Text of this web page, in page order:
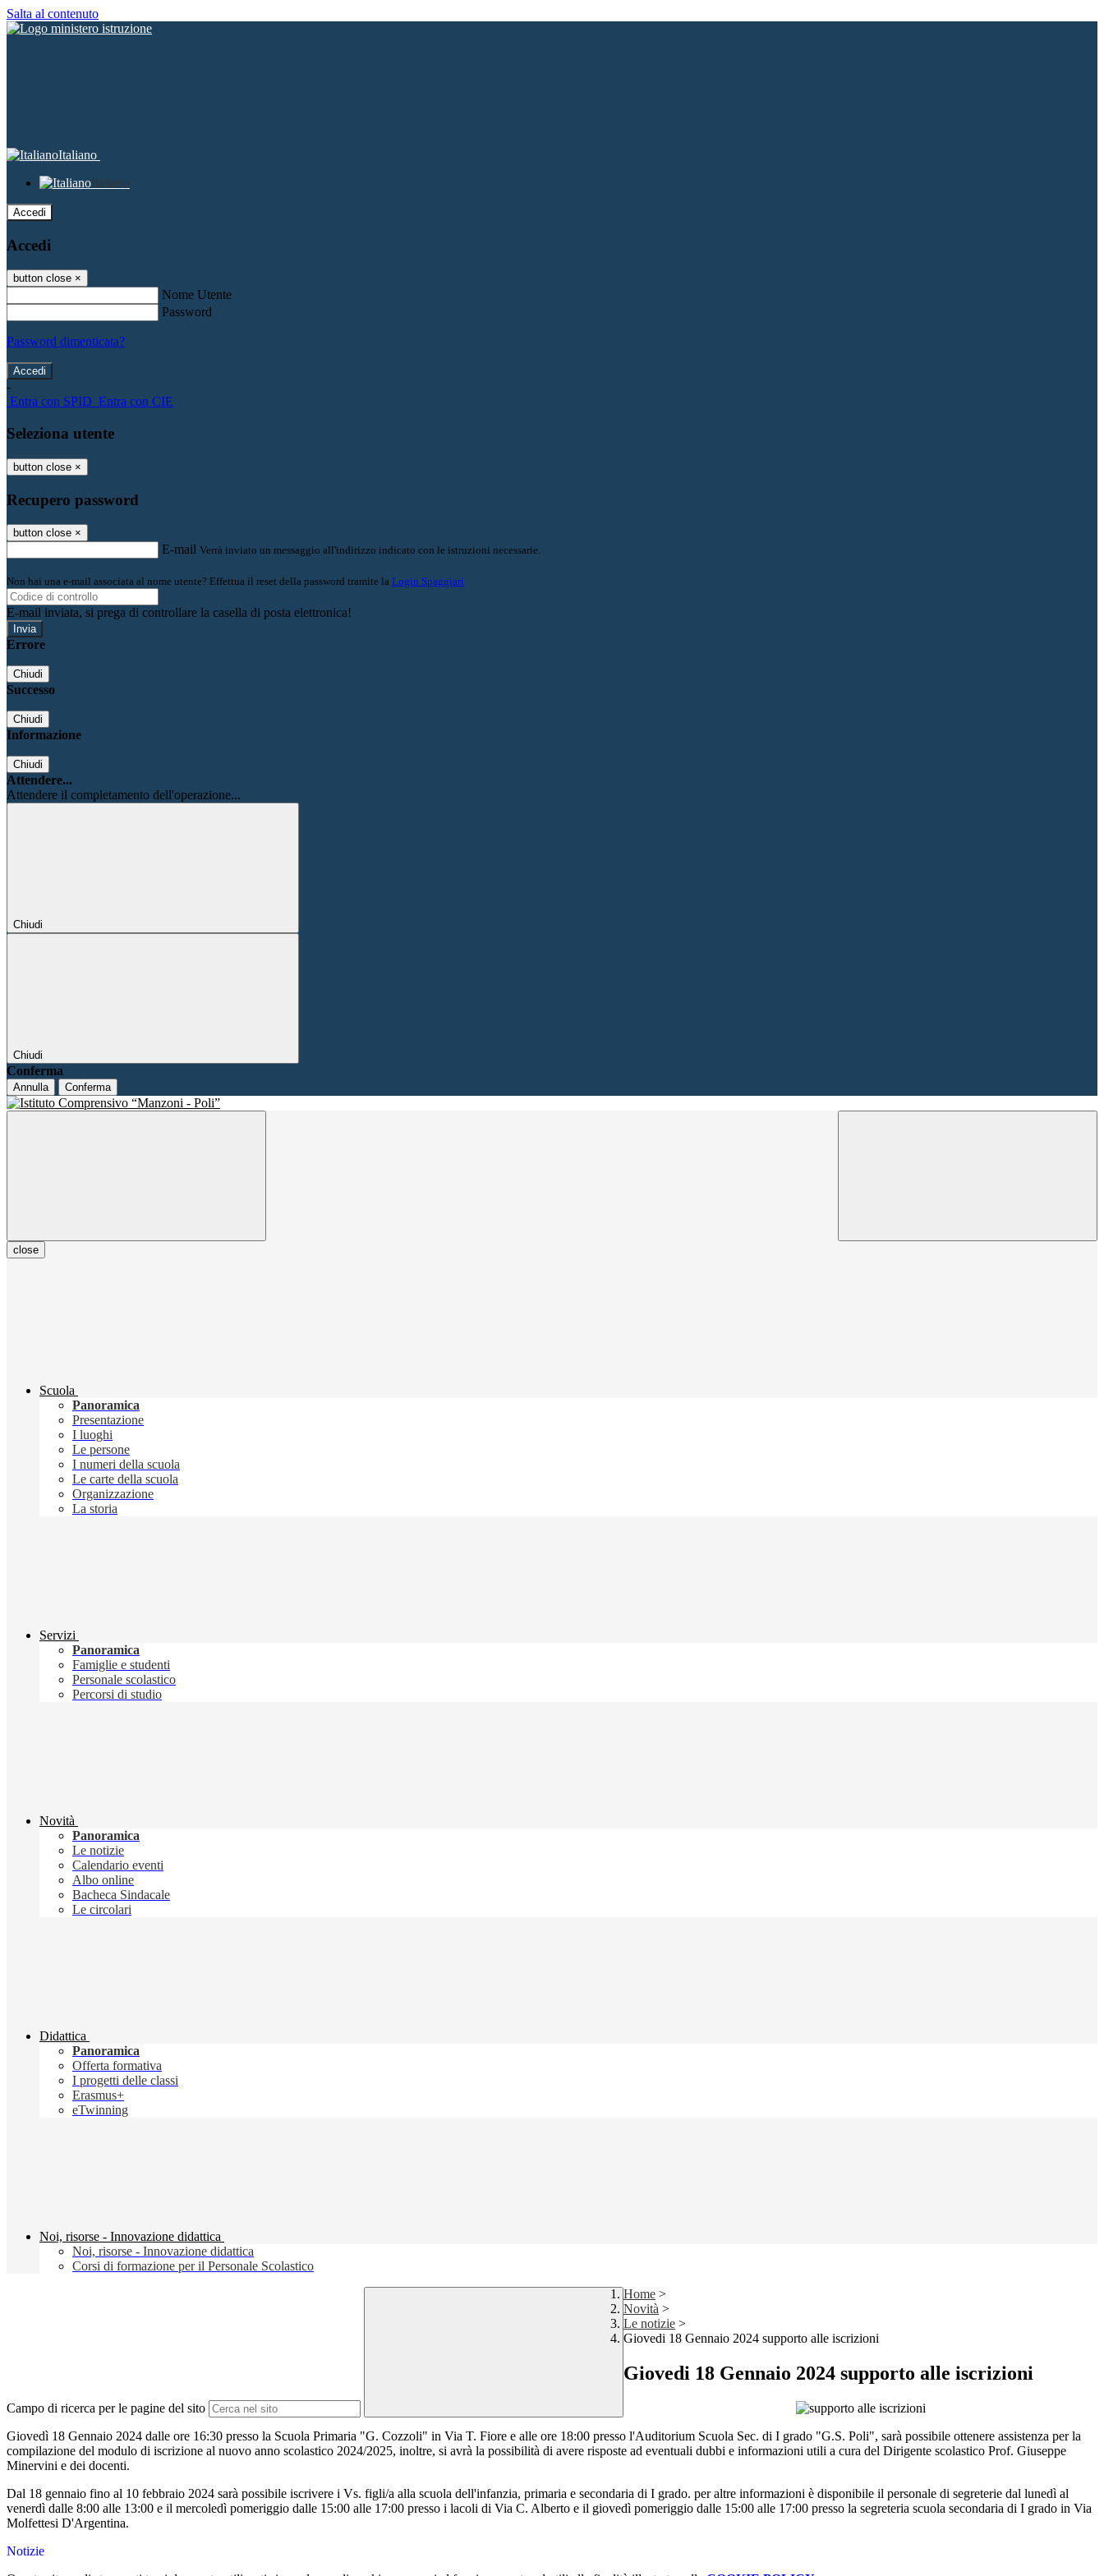
Salta al contenuto
Italiano
Italiano
Accedi
Accedi
button close ×
Nome Utente
Password
Password dimenticata?
-
Entra con SPID Entra con CIE
Seleziona utente
button close ×
Recupero password
button close ×
E-mail Verrà inviato un messaggio all'indirizzo indicato con le istruzioni necessarie.
Non hai una e-mail associata al nome utente? Effettua il reset della password tramite la Login Spaggiari
E-mail inviata, si prega di controllare la casella di posta elettronica!
Errore
Chiudi
Successo
Chiudi
Informazione
Chiudi
Attendere...
Attendere il completamento dell'operazione...
Chiudi
Chiudi
Conferma
Annulla Conferma
close
Scuola
Panoramica
Presentazione
I luoghi
Le persone
I numeri della scuola
Le carte della scuola
Organizzazione
La storia
Servizi
Panoramica
Famiglie e studenti
Personale scolastico
Percorsi di studio
Novità
Panoramica
Le notizie
Calendario eventi
Albo online
Bacheca Sindacale
Le circolari
Didattica
Panoramica
Offerta formativa
I progetti delle classi
Erasmus+
eTwinning
Noi, risorse - Innovazione didattica
Noi, risorse - Innovazione didattica
Corsi di formazione per il Personale Scolastico
Campo di ricerca per le pagine del sito
Home >
Novità >
Le notizie >
Giovedi 18 Gennaio 2024 supporto alle iscrizioni
Giovedi 18 Gennaio 2024 supporto alle iscrizioni
Giovedì 18 Gennaio 2024 dalle ore 16:30 presso la Scuola Primaria "G. Cozzoli" in Via T. Fiore e alle ore 18:00 presso l'Auditorium Scuola Sec. di I grado "G.S. Poli", sarà possibile ottenere assistenza per la
compilazione del modulo di iscrizione al nuovo anno scolastico 2024/2025, inoltre, si avrà la possibilità di avere risposte ad eventuali dubbi e informazioni utili a cura del Dirigente scolastico Prof. Giuseppe
Minervini e dei docenti.
Dal 18 gennaio fino al 10 febbraio 2024 sarà possibile iscrivere i Vs. figli/a alla scuola dell'infanzia, primaria e secondaria di I grado. per altre informazioni è disponibile il personale di segreterie dal lunedì al
venerdì dalle 8:00 alle 13:00 e il mercoledì pomeriggio dalle 15:00 alle 17:00 presso i lacoli di Via C. Alberto e il giovedì pomeriggio dalle 15:00 alle 17:00 presso la segreteria scuola secondaria di I grado in Via
Molfettesi D'Argentina.
Notizie